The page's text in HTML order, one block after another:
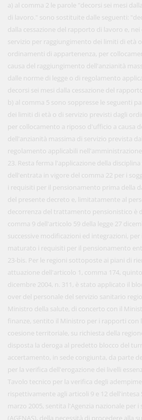
a) al comma 2 le parole "decorsi sei mesi
di lavoro." sono sostituite dalle seguenti:
dalla cessazione del rapporto di lavoro e, nei
servizio per raggiungimento dei limiti di età
ordinamenti di appartenenza, per
causa del raggiungimento dell'anzianità
dalle norme di legge o di regolamento
decorsi sei mesi dalla cessazione del
b) al comma 5 sono soppresse le seguenti
dei limiti di età o di servizio previsti dagli
per collocamento a riposo d'ufficio a causa
dell'anzianità massima di servizio prevista
regolamento applicabili
23. Resta ferma l'applicazione della
dell'entrata in vigore del comma 22 per i
i requisiti per il pensionamento prima della
del presente decreto e, limitatamente al
decorrenza del trattamento pensionistico è
comma 9 dell'articolo 59 della legge 27
successive modificazioni ed integrazioni,
maturato i requisiti per il pensionamento
23-bis. Per le regioni sottoposte ai piani di
attuazione dell'articolo 1, comma 174,
dicembre 2004, n. 311, è stato applicato il
over del personale del servizio sanitario
Ministro della salute, di concerto con il
finanze, sentito il Ministro per i rapporti con
coesione territoriale, su richiesta della
disposta la deroga al predetto blocco del
accertamento, in sede congiunta, da parte
per la verifica dell'erogazione dei livelli
Tavolo tecnico per la verifica degli
rispettivamente agli articoli 9 e 12 dell'intesa
marzo 2005, sentita l'Agenzia nazionale per
(AGENAS), della necessità di procedere alla